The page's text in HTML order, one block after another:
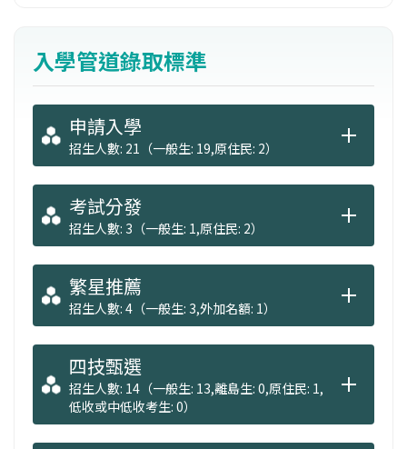
會福利、醫療與國際援助上，均已累積相當的
成功經驗，本系學生可利用慈濟資源從事相關
的服務學習。
入學管道錄取標準
申請入學
招生人數: 21（一般生: 19,原住民: 2）
考試分發
招生人數: 3（一般生: 1,原住民: 2）
繁星推薦
招生人數: 4（一般生: 3,外加名額: 1）
四技甄選
招生人數: 14（一般生: 13,離島生: 0,原住民: 1,
低收或中低收考生: 0）